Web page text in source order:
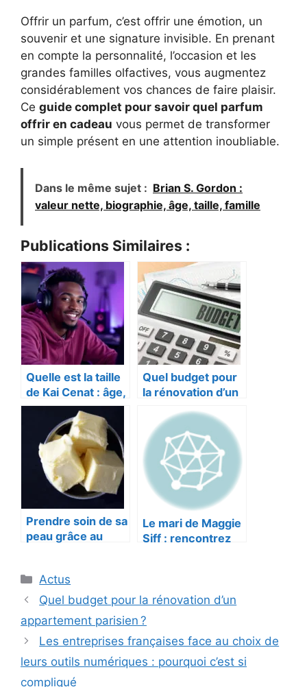
Offrir un parfum, c’est offrir une émotion, un
souvenir et une signature invisible. En prenant
en compte la personnalité, l’occasion et les
grandes familles olfactives, vous augmentez
considérablement vos chances de faire plaisir.
Ce guide complet pour savoir quel parfum
offrir en cadeau vous permet de transformer
un simple présent en une attention inoubliable.
Dans le même sujet : Brian S. Gordon :
valeur nette, biographie, âge, taille, famille
Publications Similaires :
Quelle est la taille
de Kai Cenat : âge,
taille, fortune :
cadeau Twitch
Streamer
Quel budget pour
la rénovation d’un
parisien ?
Prendre soin de sa
peau grâce au
Le mari de Maggie
Siff : rencontrez
Catégories
Actus
Quel budget pour la rénovation d’un
appartement parisien ?
Les entreprises françaises face au choix de
leurs outils numériques : pourquoi c’est si
compliqué